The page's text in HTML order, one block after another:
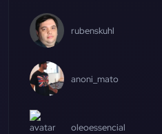
rubenskuhl
anoni_mato
oleoessencial